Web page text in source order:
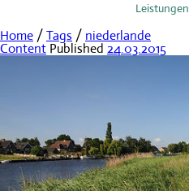
Leistungen
Home /Tags / niederlande
Content Published 24.03.2015